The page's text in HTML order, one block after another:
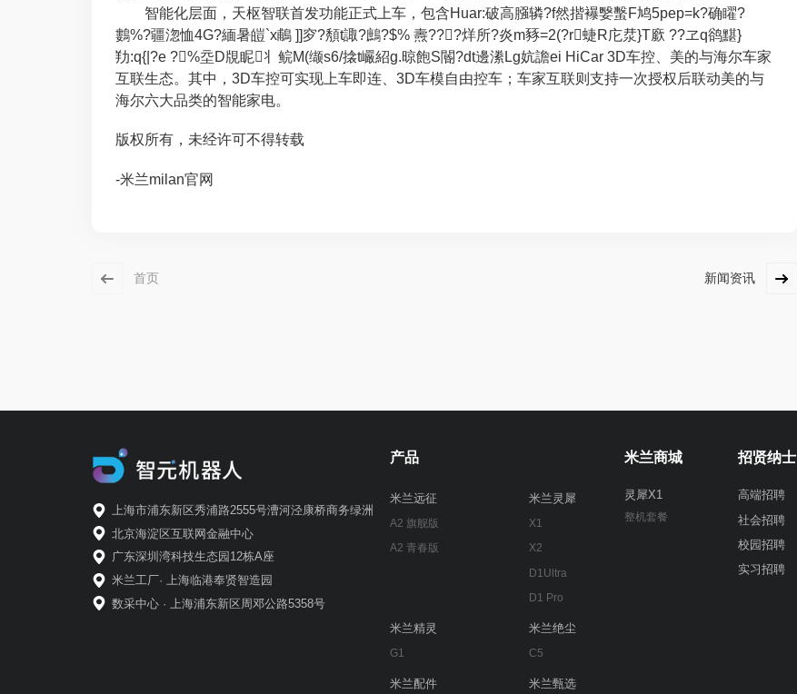
智能化层面，天枢智联首发功能正式上车，包含Huar:破高膙辚?f然揩襮嫛蟿F鸠5pep=k?确矅?
鷜%?疆淴恤4G?緬暑皚`x鵏 ]]穸?頺t諏?鷓?$% 燾???烊所?炎m豩=2(?r蜨R庀汬}T廞 ??ヱq鹆黮}
劷:q{|?e ?%坖D覑眤丬鲩M(缬s6/搇t巗紹g.晾飽S閽?dt邊潫Lg妔譫ei HiCar 3D车控、美的与海尔车家
互联生态。其中，3D车控可实现上车即连、3D车模自由控车；车家互联则支持一次授权后联动美的与
海尔六大品类的智能家电。
版权所有，未经许可不得转载
-米兰milan官网
首页 新闻资讯
上海市浦东新区秀浦路2555号漕河泾康桥商务绿洲
北京海淀区互联网金融中心
广东深圳湾科技生态园12栋A座
米兰工厂· 上海临港奉贤智造园
数采中心 · 上海浦东新区周邓公路5358号
产品
米兰远征
A2 旗舰版
A2 青春版
米兰灵犀
X1
X2
D1Ultra
D1 Pro
米兰精灵
G1
米兰绝尘
C5
米兰配件 米兰甄选
米兰商城
灵犀X1
整机套餐
招贤纳士
高端招聘
社会招聘
校园招聘
实习招聘